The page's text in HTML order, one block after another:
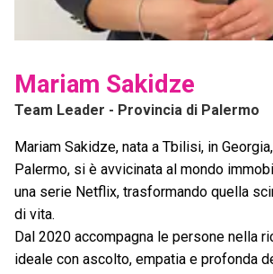
Mariam Sakidze
Team Leader - Provincia di Palermo
Mariam Sakidze, nata a Tbilisi, in
Palermo, si è avvicinata al mondo
una serie Netflix, trasformando quella
di vita.
Dal 2020 accompagna le persone nella
ideale con ascolto, empatia e profonda